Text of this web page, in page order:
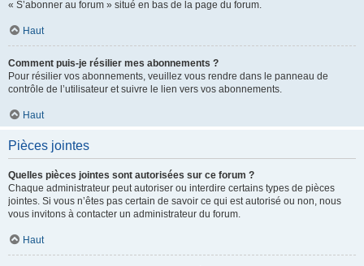
« S’abonner au forum » situé en bas de la page du forum.
Haut
Comment puis-je résilier mes abonnements ?
Pour résilier vos abonnements, veuillez vous rendre dans le panneau de
contrôle de l’utilisateur et suivre le lien vers vos abonnements.
Haut
Pièces jointes
Quelles pièces jointes sont autorisées sur ce forum ?
Chaque administrateur peut autoriser ou interdire certains types de pièces
jointes. Si vous n’êtes pas certain de savoir ce qui est autorisé ou non, nous
vous invitons à contacter un administrateur du forum.
Haut